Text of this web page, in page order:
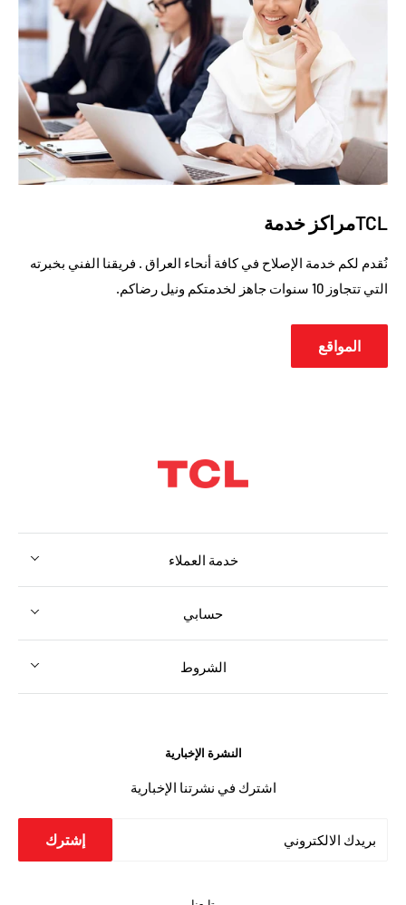
TCLمراكز خدمة
نُقدم لكم خدمة الإصلاح في كافة أنحاء العراق . فريقنا الفني بخبرته
التي تتجاوز 10 سنوات جاهز لخدمتكم ونيل رضاكم.
المواقع
خدمة العملاء
حسابي
الشروط
النشرة الإخبارية
اشترك في نشرتنا الإخبارية
بريدك الالكتروني إشترك